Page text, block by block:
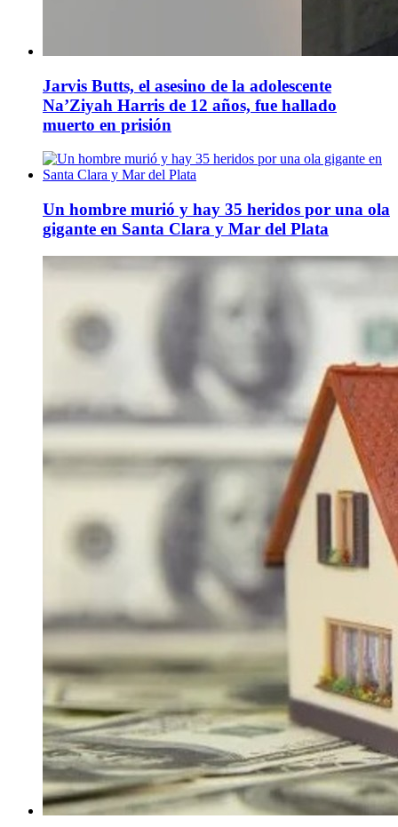
Jarvis Butts, el asesino de la adolescente
Na’Ziyah Harris de 12 años, fue hallado
muerto en prisión
Un hombre murió y hay 35 heridos por una ola
gigante en Santa Clara y Mar del Plata